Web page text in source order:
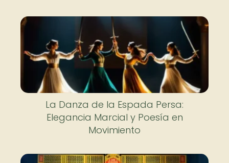
La Danza de la Espada Persa:
Elegancia Marcial y Poesía en
Movimiento